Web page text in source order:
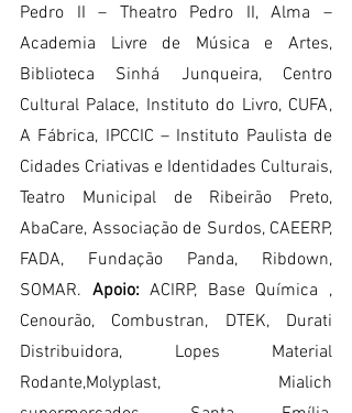
Pedro II – Theatro Pedro II, Alma –
Academia Livre de Música e Artes,
Biblioteca Sinhá Junqueira, Centro
Cultural Palace, Instituto do Livro, CUFA,
A Fábrica, IPCCIC – Instituto Paulista de
Cidades Criativas e Identidades Culturais,
Teatro Municipal de Ribeirão Preto,
AbaCare, Associação de Surdos, CAEERP,
FADA, Fundação Panda, Ribdown,
SOMAR. Apoio: ACIRP, Base Química ,
Cenourão, Combustran, DTEK, Durati
Distribuidora, Lopes Material
Rodante,Molyplast, Mialich